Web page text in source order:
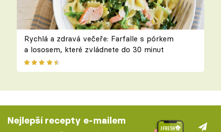
Rychlá a zdravá večeře: Farfalle s pórkem
a lososem, které zvládnete do 30 minut
Nejlepší recepty e-mailem